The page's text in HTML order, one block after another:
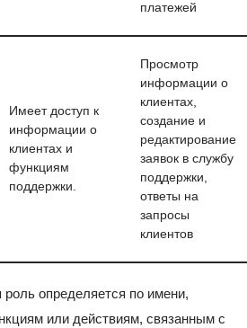
платежей
Имеет доступ к
информации о
клиентах и
функциям
поддержки.
Просмотр
информации о
клиентах,
создание и
редактирование
заявок в службу
поддержки,
ответы на
запросы
клиентов
определяется по имени,
или действиям, связанным с